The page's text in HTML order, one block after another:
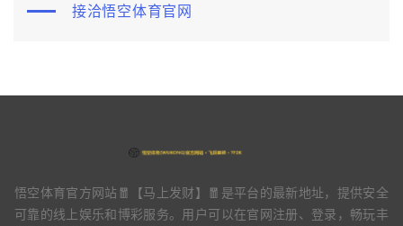
接洽悟空体育官网
悟空体育官方网站🧧【马上发财】🧧是平台的最新地址，提供安全
可靠的线上娱乐和博彩服务。用户可以在官网注册、登录，畅玩丰